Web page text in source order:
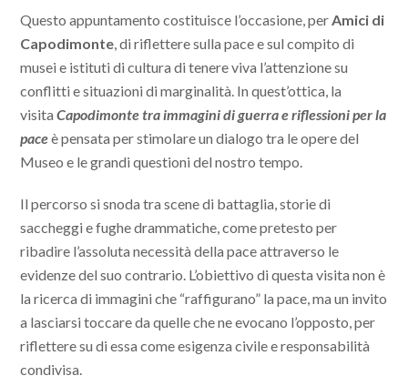
Questo appuntamento costituisce l’occasione, perAmici di
Capodimonte, di riflettere sulla pace e sul compito di
musei e istituti di cultura di tenere viva l’attenzione su
conflitti e situazioni di marginalità. In quest’ottica, la
visitaCapodimonte tra immagini di guerra e riflessioni per la
paceè pensata per stimolare un dialogo tra le opere del
Museo e le grandi questioni del nostro tempo.
Il percorso si snoda tra scene di battaglia, storie di
saccheggi e fughe drammatiche, come pretesto per
ribadire l’assoluta necessità della pace attraverso le
evidenze del suo contrario. L’obiettivo di questa visita non è
la ricerca di immagini che “raffigurano” la pace, ma un invito
a lasciarsi toccare da quelle che ne evocano l’opposto, per
riflettere su di essa come esigenza civile e responsabilità
condivisa.